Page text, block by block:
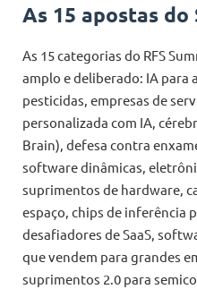
As 15 apostas do
As 15 categorias do RFS
amplo e deliberado: IA para
pesticidas, empresas de
personalizada com IA,
Brain), defesa contra
software dinâmicas,
suprimentos de hardware,
espaço, chips de inferência
desafiadores de SaaS,
que vendem para grandes
suprimentos 2.0 para